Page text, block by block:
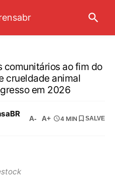
comunitários ao fim do
crueldade animal
em 2026
A- A+ 4 MIN SALVE